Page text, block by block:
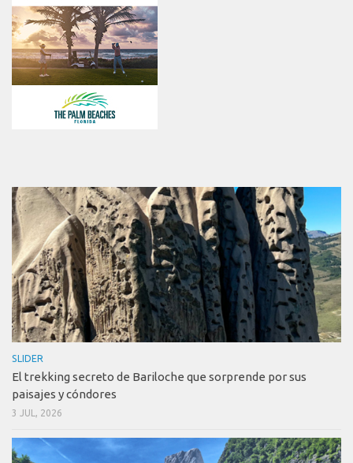
SLIDER
El trekking secreto de Bariloche que sorprende por sus
paisajes y cóndores
3 JUL, 2026